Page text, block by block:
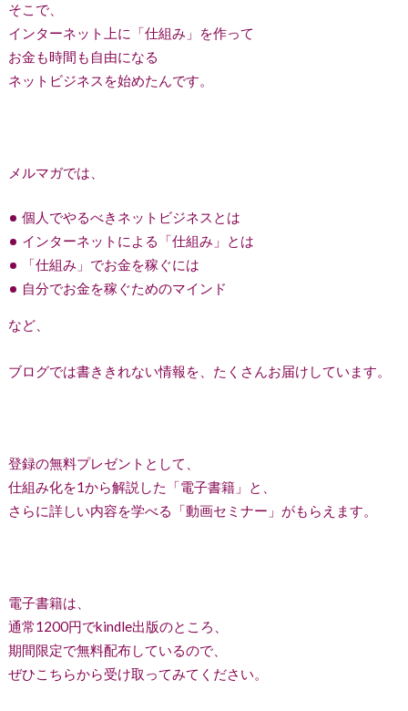
そこで、
インターネット上に「仕組み」を作って
お金も時間も自由になる
ネットビジネスを始めたんです。
メルマガでは、
個人でやるべきネットビジネスとは
インターネットによる「仕組み」とは
「仕組み」でお金を稼ぐには
自分でお金を稼ぐためのマインド
など、
ブログでは書ききれない情報を、たくさんお届けしています。
登録の無料プレゼントとして、
仕組み化を1から解説した「電子書籍」と、
さらに詳しい内容を学べる「動画セミナー」がもらえます。
電子書籍は、
通常1200円でkindle出版のところ、
期間限定で無料配布しているので、
ぜひこちらから受け取ってみてください。